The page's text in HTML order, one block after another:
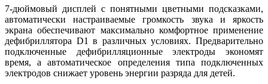
7-дюймовый дисплей с понятными цветными подсказками,
автоматически настраиваемые громкость звука и яркость
экрана обеспечивают максимально комфортное применение
дефибриллятора D1 в различных условиях. Предварительно
подключенные дефибрилляционные электроды экономят
время, а автоматическое определения типа подключенных
электродов снижает уровень энергии разряда для детей.